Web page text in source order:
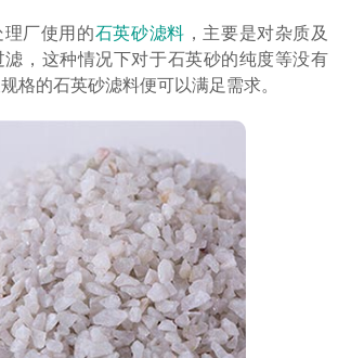
厂使用的石英砂滤料 ，主要是对杂质及
，这种情况下对于石英砂的纯度等没有
格的石英砂滤料便可以满足需求。